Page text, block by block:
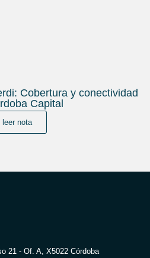
Cobertura y conectividad
Capital
leer nota
21 - Of. A, X5022 Córdoba